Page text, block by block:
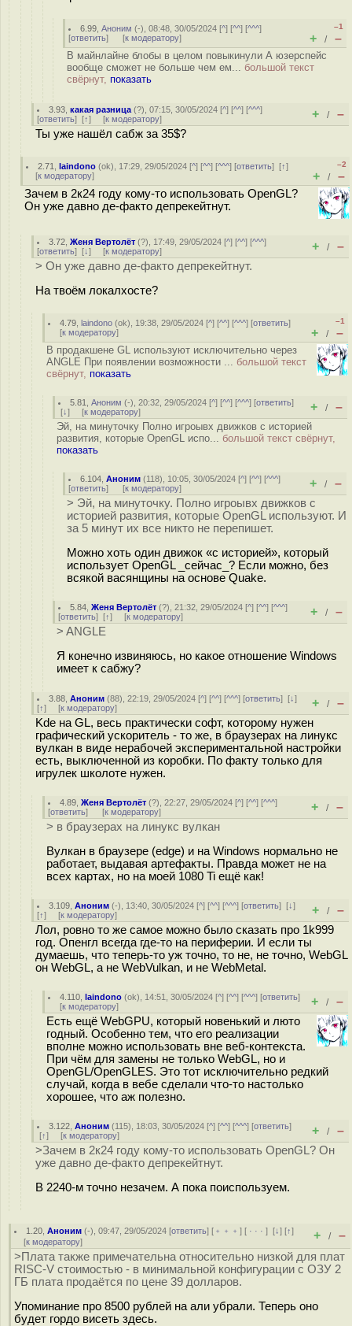
6.99 ,Аноним (-), 08:48, 30/05/2024 [^] [^^] [^^^]
[ответить] [к модератору]
–1
+ / –
В майнлайне блобы в целом повыкинули А юзерспейс
вообще сможет не больше чем ем... большой текст
свёрнут, показать
3.93 ,какая разница (?), 07:15, 30/05/2024 [^] [^^] [^^^]
[ответить] [↑] [к модератору] + / –
Ты уже нашёл сабж за 35$?
2.71 ,laindono (ok), 17:29, 29/05/2024 [^] [^^] [^^^] [ответить][↑]
[к модератору]
–2
+ / –
Зачем в 2к24 году кому-то использовать OpenGL?
Он уже давно де-факто депрекейтнут.
3.72 ,Женя Вертолёт (?), 17:49, 29/05/2024 [^] [^^] [^^^]
[ответить] [↓] [к модератору] + / –
> Он уже давно де-факто депрекейтнут.
На твоём локалхосте?
4.79 ,laindono (ok), 19:38, 29/05/2024 [^] [^^] [^^^] [ответить]
[к модератору]
–1
+ / –
В продакшене GL используют исключительно через
ANGLE При появлении возможности ... большой текст
свёрнут, показать
5.81 ,Аноним (-), 20:32, 29/05/2024 [^] [^^] [^^^] [ответить]
[↓] [к модератору] + / –
Эй, на минуточку Полно игроывх движков с историей
развития, которые OpenGL испо... большой текст свёрнут,
показать
6.104 ,Аноним (118), 10:05, 30/05/2024 [^] [^^] [^^^]
[ответить] [к модератору] + / –
> Эй, на минуточку. Полно игроывх движков с
историей развития, которые OpenGL используют. И
за 5 минут их все никто не перепишет.
Можно хоть один движок «с историей», который
использует OpenGL _сейчас_? Если можно, без
всякой васянщины на основе Quake.
5.84 ,Женя Вертолёт (?), 21:32, 29/05/2024 [^] [^^] [^^^]
[ответить] [↑] [к модератору] + / –
> ANGLE
Я конечно извиняюсь, но какое отношение Windows
имеет к сабжу?
3.88 ,Аноним (88), 22:19, 29/05/2024 [^] [^^] [^^^] [ответить][↓]
[↑] [к модератору] + / –
Kde на GL, весь практически софт, которому нужен
графический ускоритель - то же, в браузерах на линукс
вулкан в виде нерабочей экспериментальной настройки
есть, выключенной из коробки. По факту только для
игрулек школоте нужен.
4.89 ,Женя Вертолёт (?), 22:27, 29/05/2024 [^] [^^] [^^^]
[ответить] [к модератору] + / –
> в браузерах на линукс вулкан
Вулкан в браузере (edge) и на Windows нормально не
работает, выдавая артефакты. Правда может не на
всех картах, но на моей 1080 Ti ещё как!
3.109 ,Аноним (-), 13:40, 30/05/2024 [^] [^^] [^^^] [ответить][↓]
[↑] [к модератору] + / –
Лол, ровно то же самое можно было сказать про 1k999
год. Опенгл всегда где-то на периферии. И если ты
думаешь, что теперь-то уж точно, то не, не точно, WebGL
он WebGL, а не WebVulkan, и не WebMetal.
4.110 ,laindono (ok), 14:51, 30/05/2024 [^] [^^] [^^^] [ответить]
[к модератору] + / –
Есть ещё WebGPU, который новенький и люто
годный. Особенно тем, что его реализации
вполне можно использовать вне веб-контекста.
При чём для замены не только WebGL, но и
OpenGL/OpenGLES. Это тот исключительно редкий
случай, когда в вебе сделали что-то настолько
хорошее, что аж полезно.
3.122 ,Аноним (115), 18:03, 30/05/2024 [^] [^^] [^^^] [ответить]
[↑] [к модератору] + / –
>Зачем в 2к24 году кому-то использовать OpenGL? Он
уже давно де-факто депрекейтнут.
В 2240-м точно незачем. А пока поиспользуем.
1.20 ,Аноним (-), 09:47, 29/05/2024 [ответить] [ ﹢﹢﹢] [ · · ·][↓] [↑]
[к модератору] + / –
>Плата также примечательна относительно низкой для плат
RISC-V стоимостью - в минимальной конфигурации с ОЗУ 2
ГБ плата продаётся по цене 39 долларов.
Упоминание про 8500 рублей на али убрали. Теперь оно
будет гордо висеть здесь.